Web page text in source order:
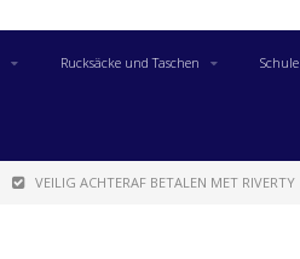
Rucksäcke und Taschen Schule
VEILIG ACHTERAF BETALEN MET RIVERTY